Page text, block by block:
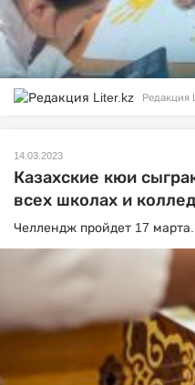
Редакция
14.03.2023
Казахские кюи
всех школах и
Челлендж пройдет 17 марта.